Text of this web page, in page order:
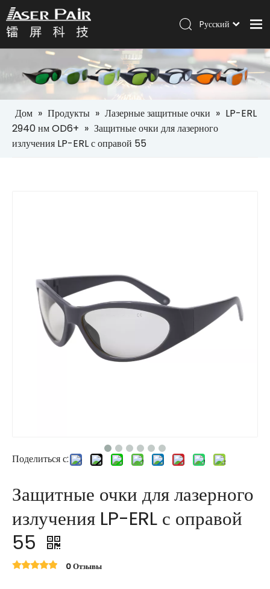
Продукты
Решения
Компания
Услуги
Pусский
Português
Español
English
Дом » Продукты » Лазерные защитные очки » LP-ERL
2940 нм OD6+ » Защитные очки для лазерного
излучения LP-ERL с оправой 55
Поделиться с:
Защитные очки для лазерного
излучения LP-ERL с оправой
55
0 Отзывы